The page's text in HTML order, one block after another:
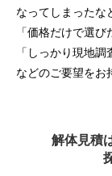
なってしまったな
「価格だけで選び
「しっかり現地
などのご要望をお
解体見積